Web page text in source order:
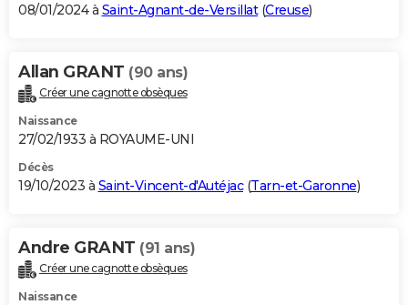
08/01/2024 à Saint-Agnant-de-Versillat(Creuse)
Allan GRANT (90 ans)
Créer une cagnotte obsèques
Naissance
27/02/1933 à ROYAUME-UNI
Décès
19/10/2023 à Saint-Vincent-d'Autéjac(Tarn-et-Garonne)
Andre GRANT (91 ans)
Créer une cagnotte obsèques
Naissance